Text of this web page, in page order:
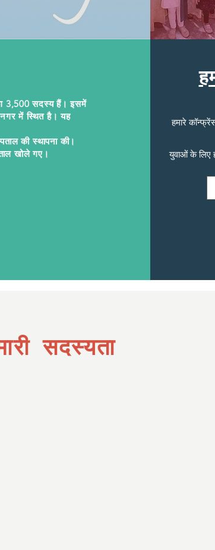
3,500 सदस्य हैं। इसमें
में स्थित है। यह
की स्थापना की।
खोले गए।
हमारे
युवाओं के लिए
सदस्यता